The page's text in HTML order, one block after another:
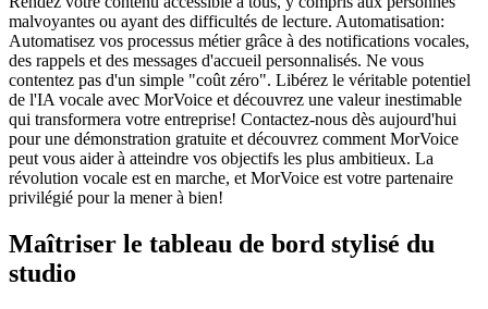
malvoyantes ou ayant des difficultés de lecture. Automatisation:
Automatisez vos processus métier grâce à des notifications vocales,
des rappels et des messages d'accueil personnalisés. Ne vous
contentez pas d'un simple "coût zéro". Libérez le véritable potentiel
de l'IA vocale avec MorVoice et découvrez une valeur inestimable
qui transformera votre entreprise! Contactez-nous dès aujourd'hui
pour une démonstration gratuite et découvrez comment MorVoice
peut vous aider à atteindre vos objectifs les plus ambitieux. La
révolution vocale est en marche, et MorVoice est votre partenaire
privilégié pour la mener à bien!
Maîtriser le tableau de bord stylisé du
studio